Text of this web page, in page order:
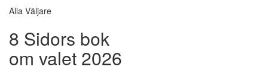
Alla Väljare
8 Sidors bok
om valet 2026